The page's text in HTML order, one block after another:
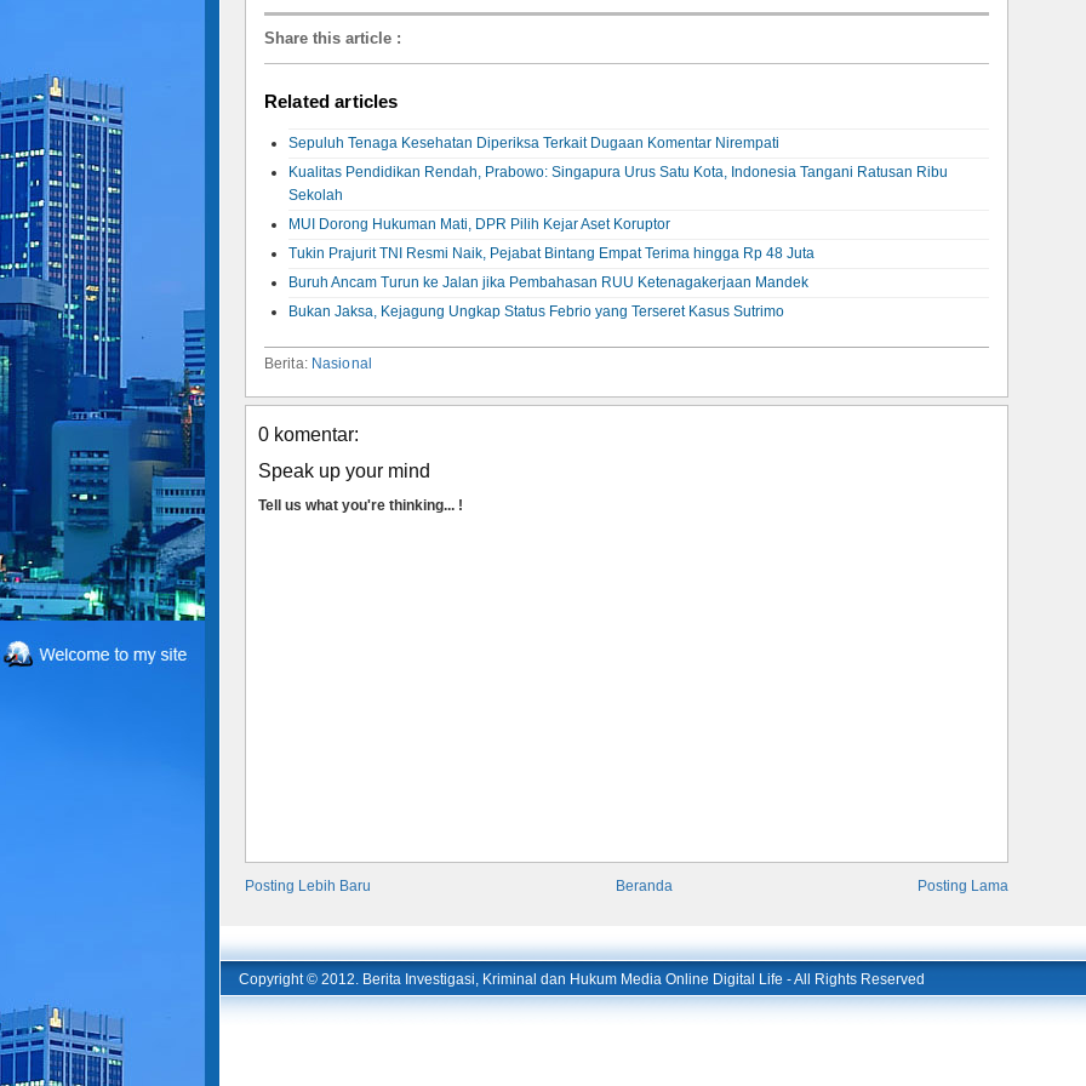
Share this article :
Related articles
Sepuluh Tenaga Kesehatan Diperiksa Terkait Dugaan Komentar Nirempati
Kualitas Pendidikan Rendah, Prabowo: Singapura Urus Satu Kota, Indonesia Tangani Ratusan Ribu
Sekolah
MUI Dorong Hukuman Mati, DPR Pilih Kejar Aset Koruptor
Tukin Prajurit TNI Resmi Naik, Pejabat Bintang Empat Terima hingga Rp 48 Juta
Buruh Ancam Turun ke Jalan jika Pembahasan RUU Ketenagakerjaan Mandek
Bukan Jaksa, Kejagung Ungkap Status Febrio yang Terseret Kasus Sutrimo
Berita: Nasional
0 komentar:
Speak up your mind
Tell us what you're thinking... !
Posting Lebih Baru Posting Lama
Beranda
Copyright © 2012. Berita Investigasi, Kriminal dan Hukum Media Online Digital Life - All Rights Reserved